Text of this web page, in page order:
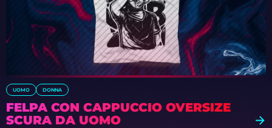
UOMO DONNA
FELPA CON CAPPUCCIO OVERSIZE
SCURA DA UOMO